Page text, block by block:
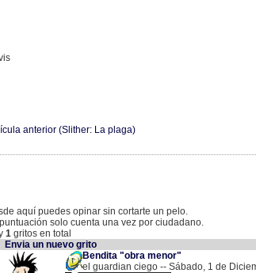
anterior (Slither: La plaga)
aquí puedes opinar sin cortarte un pelo.
solo cuenta una vez por ciudadano.
1 gritos en total
Envia un nuevo grito
Bendita "obra menor"
el guardian ciego -- Sábado, 1 de